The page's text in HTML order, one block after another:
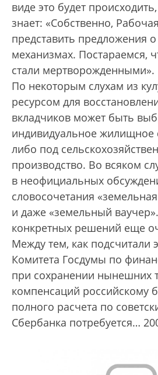
виде это будет
знает: «Собственно,
представить предложения
механизмах. Постараемся,
стали мертворожденными».
По некоторым слухам из
ресурсом для
вкладчиков может быть
индивидуальное жилищное
либо под
производство. Во всяком
в неофициальных
словосочетания
и даже «земельный
конкретных решений еще
Между тем, как подсчитали
Комитета Госдумы по
при сохранении нынешних
компенсаций российскому
полного расчета по
Сбербанка потребуется…